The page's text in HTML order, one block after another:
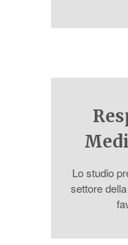
Lo studio
settore